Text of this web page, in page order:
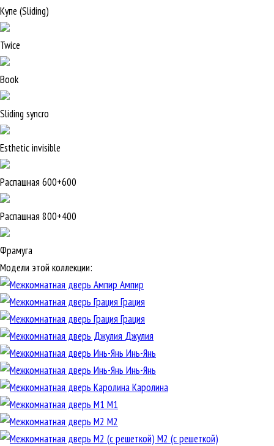
Купе (Sliding)
Twice
Book
Sliding syncro
Esthetic invisible
Распашная 600+600
Распашная 800+400
Фрамуга
Модели этой коллекции:
Ампир
Грация
Грация
Джулия
Инь-Янь
Инь-Янь
Каролина
М1
М2
М2 (с решеткой)